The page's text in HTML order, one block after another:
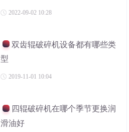
2022-09-02 10:28
双齿辊破碎机设备都有哪些类
型
2019-11-01 10:04
四辊破碎机在哪个季节更换润
滑油好